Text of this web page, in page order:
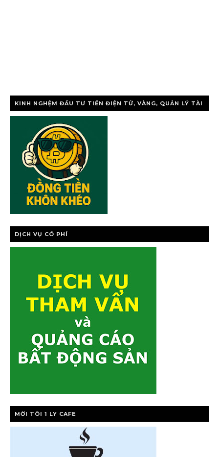
KINH NGHỆM ĐẦU TƯ TIỀN ĐIỆN TỬ, VÀNG, QUẢN LÝ TÀI
DỊCH VỤ CÓ PHÍ
MỜI TÔI 1 LY CAFE